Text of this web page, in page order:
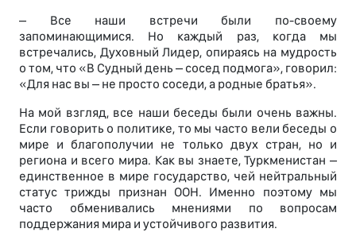
– Все наши встречи были по-своему
запоминающимися. Но каждый раз, когда мы
встречались, Духовный Лидер, опираясь на мудрость
о том, что «В Судный день – сосед подмога», говорил:
«Для нас вы – не просто соседи, а родные братья».
На мой взгляд, все наши беседы были очень важны.
Если говорить о политике, то мы часто вели беседы о
мире и благополучии не только двух стран, но и
региона и всего мира. Как вы знаете, Туркменистан –
единственное в мире государство, чей нейтральный
статус трижды признан ООН. Именно поэтому мы
часто обменивались мнениями по вопросам
поддержания мира и устойчивого развития.